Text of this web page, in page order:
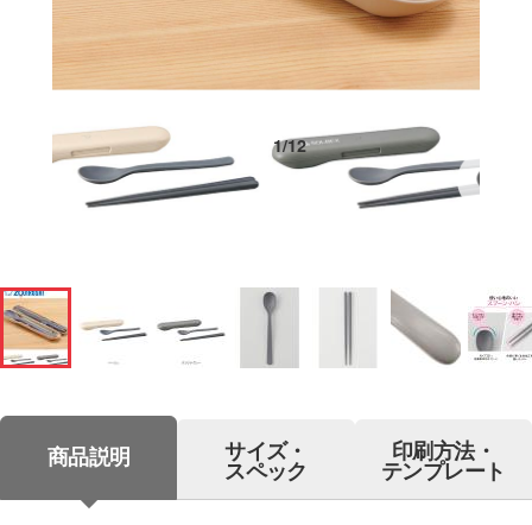
1/12
商品説明 サイズ・
スペック
印刷方法・
テンプレート